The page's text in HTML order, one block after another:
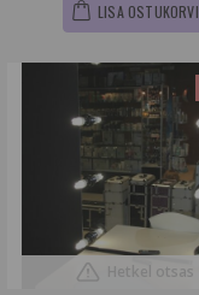
LISA OSTUKORVI
Hetkel otsas